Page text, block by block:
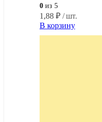
0 из 5
1,88 ₽ / шт.
В корзину